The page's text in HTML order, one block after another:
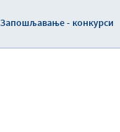
Запошљавање - конкурси